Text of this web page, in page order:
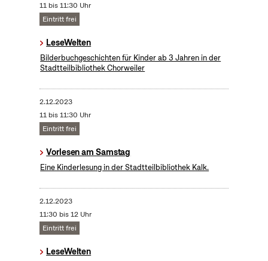
11 bis 11:30 Uhr
Eintritt frei
LeseWelten
Bilderbuchgeschichten für Kinder ab 3 Jahren in der
Stadtteilbibliothek Chorweiler
2.12.2023
11 bis 11:30 Uhr
Eintritt frei
Vorlesen am Samstag
Eine Kinderlesung in der Stadtteilbibliothek Kalk.
2.12.2023
11:30 bis 12 Uhr
Eintritt frei
LeseWelten